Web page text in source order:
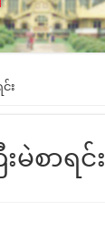
း
မဲစာရင်း